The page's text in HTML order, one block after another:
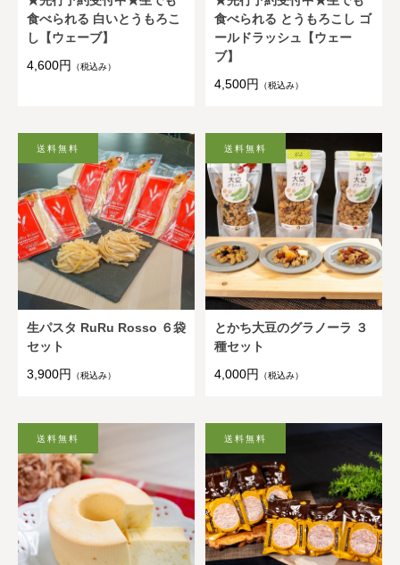
食べられる 白いとうもろこ
し【ウェーブ】
4,600円
（税込み）
食べられる とうもろこし ゴ
ールドラッシュ【ウェー
ブ】
4,500円
（税込み）
生パスタ RuRu Rosso ６袋
セット
3,900円
（税込み）
とかち大豆のグラノーラ ３
種セット
4,000円
（税込み）